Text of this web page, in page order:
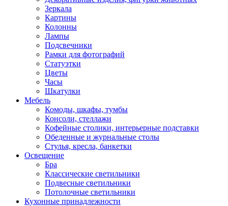
Зеркала
Картины
Колонны
Лампы
Подсвечники
Рамки для фотографий
Статуэтки
Цветы
Часы
Шкатулки
Мебель
Комоды, шкафы, тумбы
Консоли, стеллажи
Кофейные столики, интерьерные подставки
Обеденные и журнальные столы
Стулья, кресла, банкетки
Освещение
Бра
Классические светильники
Подвесные светильники
Потолочные светильники
Кухонные принадлежности